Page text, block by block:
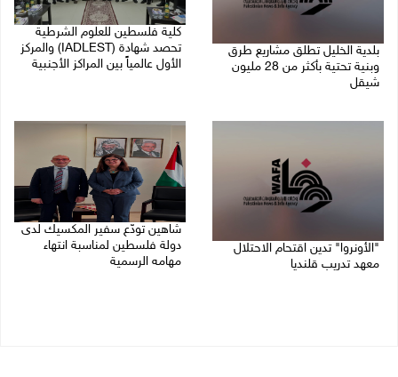
بلدية الخليل تطلق مشاريع طرق
وبنية تحتية بأكثر من 28 مليون
شيقل
كلية فلسطين للعلوم الشرطية
تحصد شهادة (IADLEST) والمركز
الأول عالمياً بين المراكز الأجنبية
"الأونروا" تدين اقتحام الاحتلال
معهد تدريب قلنديا
شاهين تودّع سفير المكسيك لدى
دولة فلسطين لمناسبة انتهاء
مهامه الرسمية